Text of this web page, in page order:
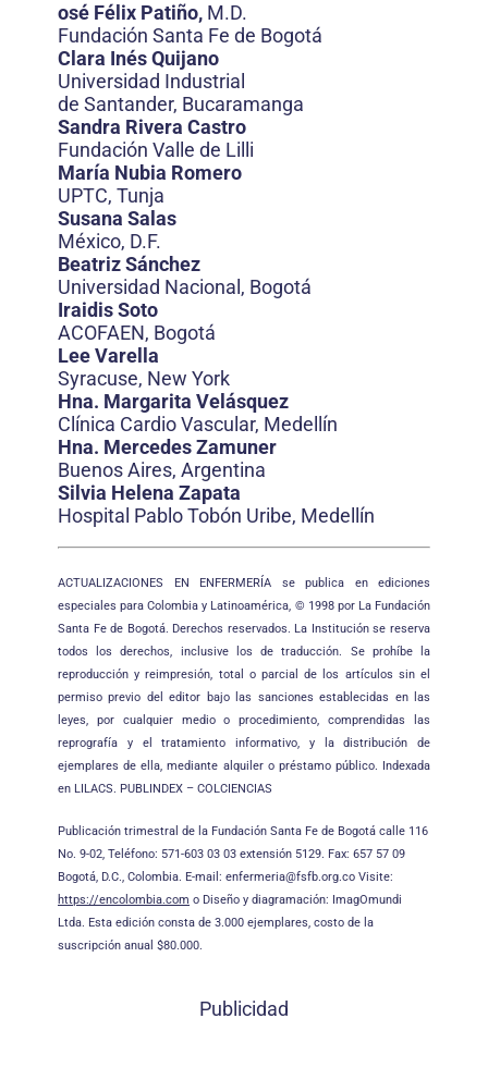
osé Félix Patiño, M.D.
Fundación Santa Fe de Bogotá
Clara Inés Quijano
Universidad Industrial
de Santander, Bucaramanga
Sandra Rivera Castro
Fundación Valle de Lilli
María Nubia Romero
UPTC, Tunja
Susana Salas
México, D.F.
Beatriz Sánchez
Universidad Nacional, Bogotá
Iraidis Soto
ACOFAEN, Bogotá
Lee Varella
Syracuse, New York
Hna. Margarita Velásquez
Clínica Cardio Vascular, Medellín
Hna. Mercedes Zamuner
Buenos Aires, Argentina
Silvia Helena Zapata
Hospital Pablo Tobón Uribe, Medellín
ACTUALIZACIONES EN ENFERMERÍA se publica en ediciones
especiales para Colombia y Latinoamérica, © 1998 por La Fundación
Santa Fe de Bogotá. Derechos reservados. La Institución se reserva
todos los derechos, inclusive los de traducción. Se prohíbe la
reproducción y reimpresión, total o parcial de los artículos sin el
permiso previo del editor bajo las sanciones establecidas en las
leyes, por cualquier medio o procedimiento, comprendidas las
reprografía y el tratamiento informativo, y la distribución de
ejemplares de ella, mediante alquiler o préstamo público. Indexada
en LILACS. PUBLINDEX – COLCIENCIAS
Publicación trimestral de la Fundación Santa Fe de Bogotá calle 116
No. 9-02, Teléfono: 571-603 03 03 extensión 5129. Fax: 657 57 09
Bogotá, D.C., Colombia. E-mail: enfermeria@fsfb.org.co Visite:
https://encolombia.com o Diseño y diagramación: ImagOmundi
Ltda. Esta edición consta de 3.000 ejemplares, costo de la
suscripción anual $80.000.
Publicidad